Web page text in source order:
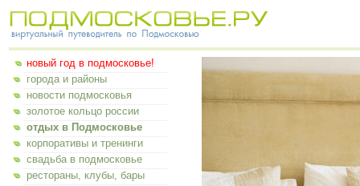
новый год в подмосковье!
города и районы
новости подмосковья
золотое кольцо россии
отдых в Подмосковье
корпоративы и тренинги
свадьба в подмосковье
рестораны, клубы, бары